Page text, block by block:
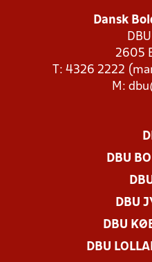
Dansk
2605
T: 4326 2222
M:
DBU
DBU
DBU
DBU